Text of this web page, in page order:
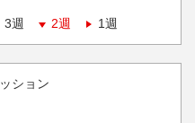
3週 2週 1週
ション